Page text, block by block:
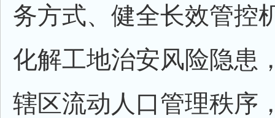
务方式、健全长效管控
化解工地治安风险隐患
辖区流动人口管理秩序